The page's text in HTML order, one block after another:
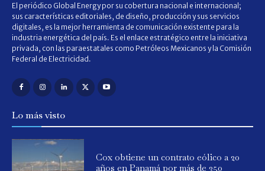
El periódico Global Energy por su cobertura nacional e internacional;
sus características editoriales, de diseño, producción y sus servicios
digitales, es la mejor herramienta de comunicación existente para la
industria energética del país. Es el enlace estratégico entre la iniciativa
privada, con las paraestatales como Petróleos Mexicanos y la Comisión
Federal de Electricidad.
Lo más visto
Cox obtiene un contrato eólico a 20
años en Panamá por más de 350